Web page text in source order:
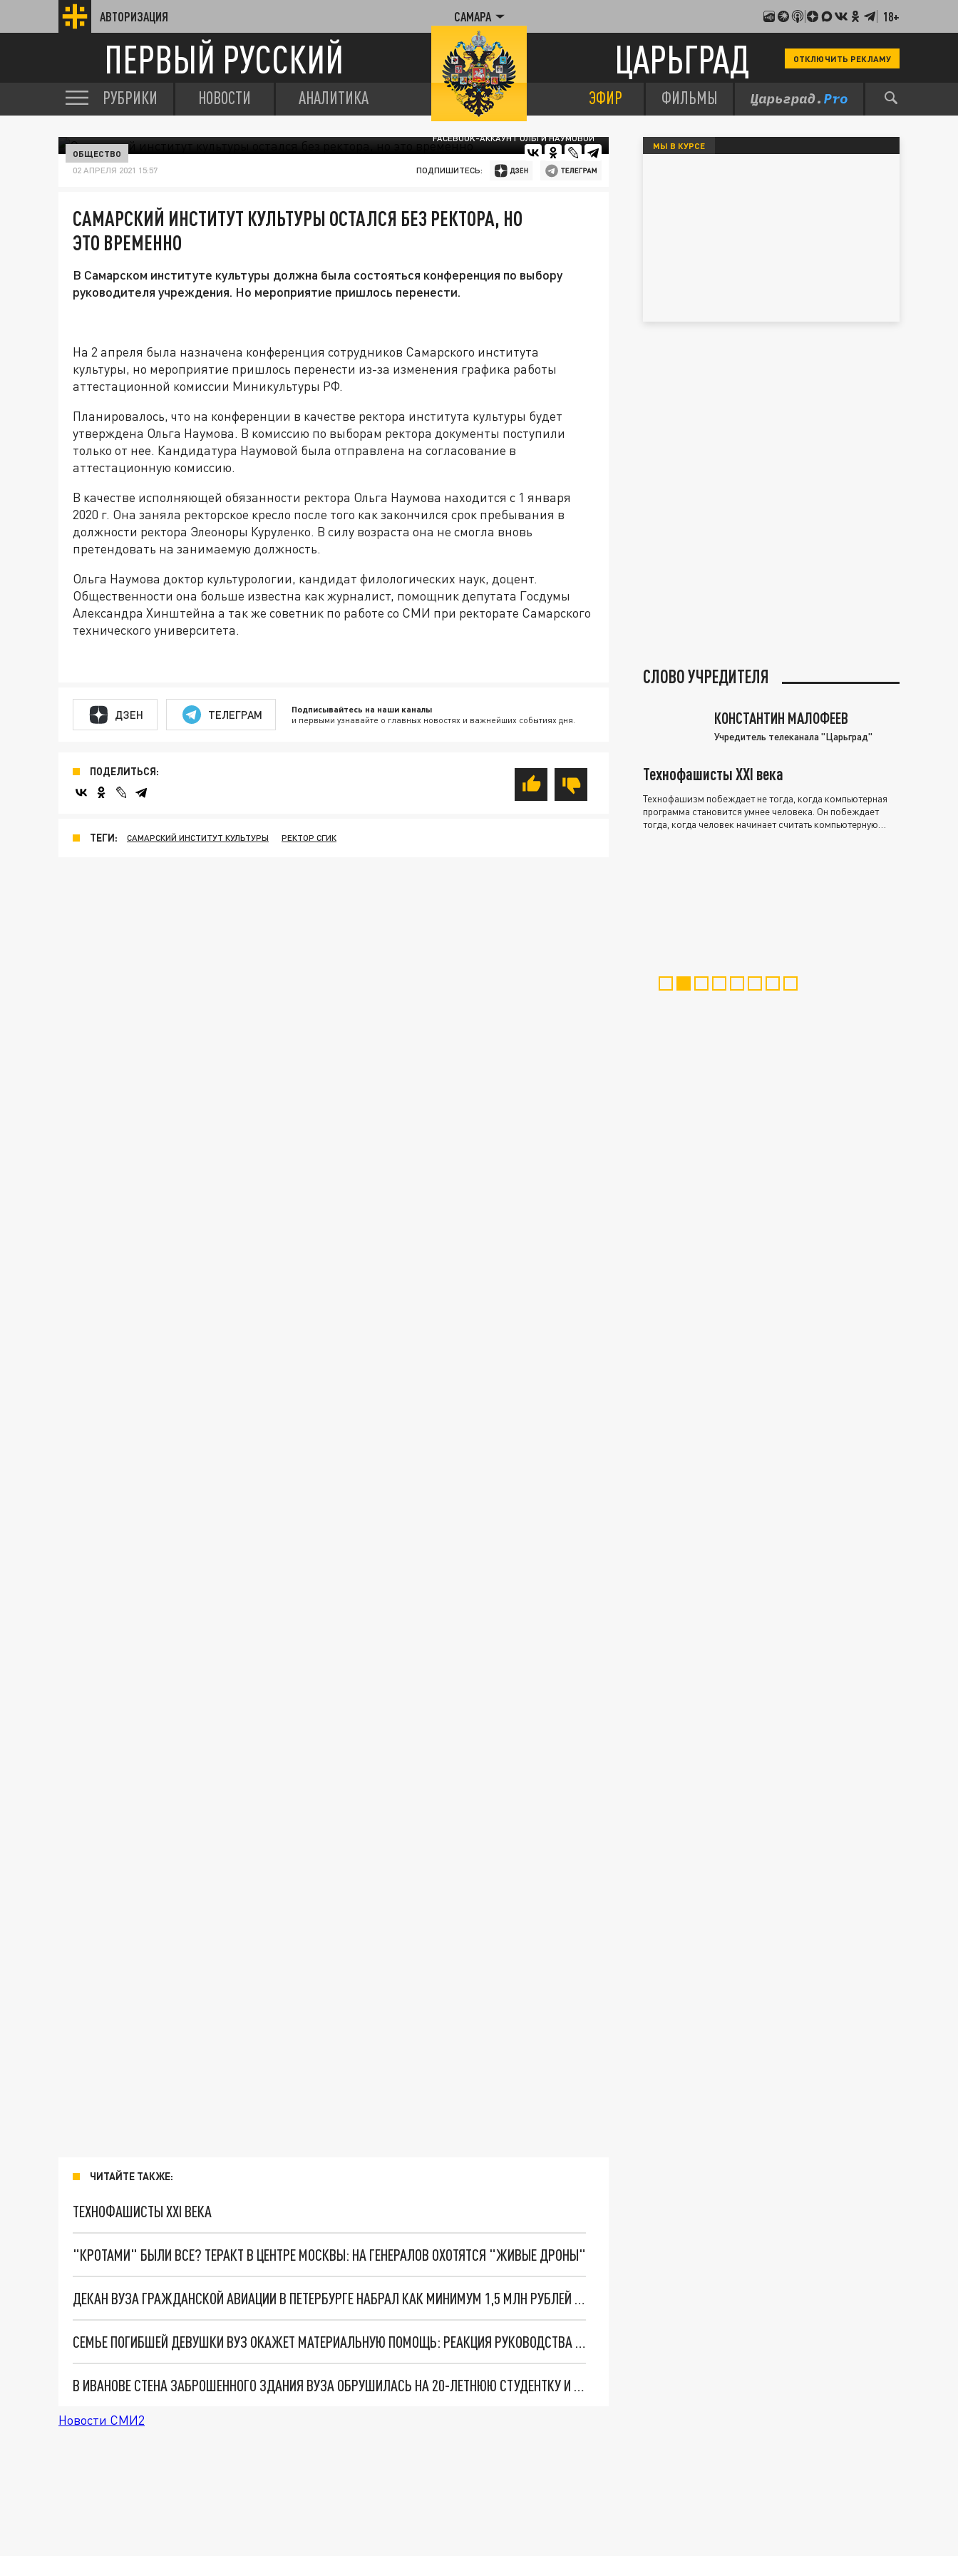
АВТОРИЗАЦИЯ САМАРА 18+
ПЕРВЫЙ РУССКИЙ ЦАРЬГРАД ОТКЛЮЧИТЬ РЕКЛАМУ
РУБРИКИ НОВОСТИ АНАЛИТИКА ЭФИР ФИЛЬМЫ
FACEBOOK-АККАУНТ ОЛЬГИ НАУМОВОЙ
ОБЩЕСТВО
02 АПРЕЛЯ 2021 15:57 ПОДПИШИТЕСЬ:
САМАРСКИЙ ИНСТИТУТ КУЛЬТУРЫ ОСТАЛСЯ БЕЗ РЕКТОРА, НО
ЭТО ВРЕМЕННО
В Самарском институте культуры должна была состояться конференция по выбору
руководителя учреждения. Но мероприятие пришлось перенести.
На 2 апреля была назначена конференция сотрудников Самарского института
культуры, но мероприятие пришлось перенести из-за изменения графика работы
аттестационной комиссии Миникультуры РФ.
Планировалось, что на конференции в качестве ректора института культуры будет
утверждена Ольга Наумова. В комиссию по выборам ректора документы поступили
только от нее. Кандидатура Наумовой была отправлена на согласование в
аттестационную комиссию.
В качестве исполняющей обязанности ректора Ольга Наумова находится с 1 января
2020 г. Она заняла ректорское кресло после того как закончился срок пребывания в
должности ректора Элеоноры Куруленко. В силу возраста она не смогла вновь
претендовать на занимаемую должность.
Ольга Наумова доктор культурологии, кандидат филологических наук, доцент.
Общественности она больше известна как журналист, помощник депутата Госдумы
Александра Хинштейна а так же советник по работе со СМИ при ректорате Самарского
технического университета.
ДЗЕН ТЕЛЕГРАМ Подписывайтесь на наши каналы
и первыми узнавайте о главных новостях и важнейших событиях дня.
ПОДЕЛИТЬСЯ:
ТЕГИ: САМАРСКИЙ ИНСТИТУТ КУЛЬТУРЫ РЕКТОР СГИК
ЧИТАЙТЕ ТАКЖЕ:
ТЕХНОФАШИСТЫ XXI ВЕКА
"КРОТАМИ" БЫЛИ ВСЕ? ТЕРАКТ В ЦЕНТРЕ МОСКВЫ: НА ГЕНЕРАЛОВ ОХОТЯТСЯ "ЖИВЫЕ ДРОНЫ"
ДЕКАН ВУЗА ГРАЖДАНСКОЙ АВИАЦИИ В ПЕТЕРБУРГЕ НАБРАЛ КАК МИНИМУМ 1,5 МЛН РУБЛЕЙ ВЗЯТОК СО СТУДЕНТОВ
СЕМЬЕ ПОГИБШЕЙ ДЕВУШКИ ВУЗ ОКАЖЕТ МАТЕРИАЛЬНУЮ ПОМОЩЬ: РЕАКЦИЯ РУКОВОДСТВА ПОЛИТЕХА
В ИВАНОВЕ СТЕНА ЗАБРОШЕННОГО ЗДАНИЯ ВУЗА ОБРУШИЛАСЬ НА 20-ЛЕТНЮЮ СТУДЕНТКУ И УБИЛА ЕЕ
Новости СМИ2
МЫ В КУРСЕ
СЛОВО УЧРЕДИТЕЛЯ
КОНСТАНТИН МАЛОФЕЕВ
Учредитель телеканала "Царьград"
Технофашисты XXI века
Технофашизм побеждает не тогда, когда компьютерная
программа становится умнее человека. Он побеждает
тогда, когда человек начинает считать компьютерную